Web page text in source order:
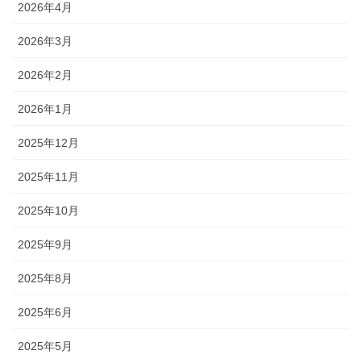
2026年4月
2026年3月
2026年2月
2026年1月
2025年12月
2025年11月
2025年10月
2025年9月
2025年8月
2025年6月
2025年5月